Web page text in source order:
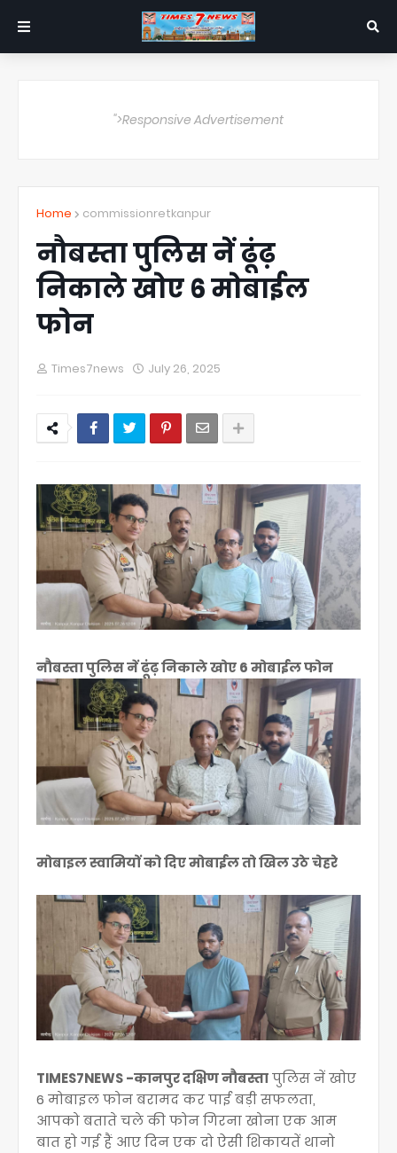
">Responsive Advertisement
Home commissionretkanpur
नौबस्ता पुलिस नें ढूंढ़
निकाले खोए 6 मोबाईल
फोन
Times7news July 26, 2025
नौबस्ता पुलिस नें ढूंढ़ निकाले खोए 6 मोबाईल फोन
मोबाइल स्वामियों को दिए मोबाईल तो खिल उठे चेहरे
TIMES7NEWS -कानपुर दक्षिण नौबस्तापुलिस नें खोए
6 मोबाइल फोन बरामद कर पाई बड़ी सफलता,
आपको बताते चले की फोन गिरना खोना एक आम
बात हो गई हैं आए दिन एक दो ऐसी शिकायतें थानो